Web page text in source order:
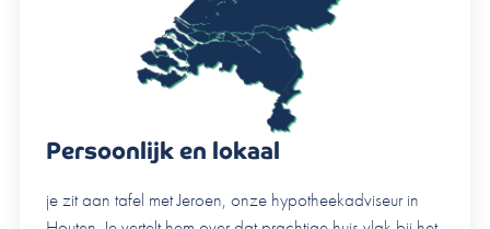
Persoonlijk en lokaal
je zit aan tafel met Jeroen, onze hypotheekadviseur in